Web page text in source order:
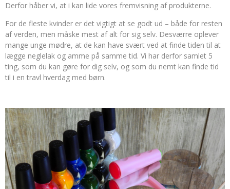
Derfor håber vi, at i kan lide vores fremvisning af produkterne.
For de fleste kvinder er det vigtigt at se godt ud – både for resten
af verden, men måske mest af alt for sig selv. Desværre oplever
mange unge mødre, at de kan have svært ved at finde tiden til at
lægge neglelak og amme på samme tid. Vi har derfor samlet 5
ting, som du kan gøre for dig selv, og som du nemt kan finde tid
til i en travl hverdag med børn.